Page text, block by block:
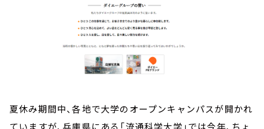
夏休み期間中、各地で大学のオープンキャンパスが開かれ
ていますが、兵庫県にある「流通科学大学」では今年、ちょ